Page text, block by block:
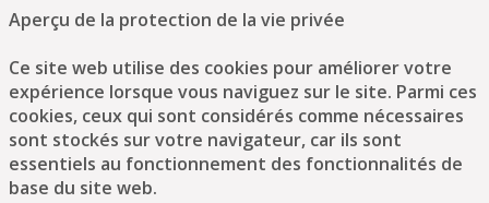
Aperçu de la protection de la vie privée
Ce site web utilise des cookies pour améliorer votre
expérience lorsque vous naviguez sur le site. Parmi ces
cookies, ceux qui sont considérés comme nécessaires
sont stockés sur votre navigateur, car ils sont
essentiels au fonctionnement des fonctionnalités de
base du site web.